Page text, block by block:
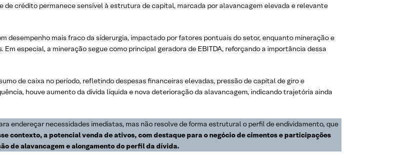
de crédito permanece sensível à estrutura de capital, marcada por alavancagem elevada e relevante
desempenho mais fraco da siderurgia, impactado por fatores pontuais do setor, enquanto mineração e
especial, a mineração segue como principal geradora de EBITDA, reforçando a importância dessa
de caixa no período, refletindo despesas financeiras elevadas, pressão de capital de giro e
houve aumento da dívida líquida e nova deterioração da alavancagem, indicando trajetória ainda
endereçar necessidades imediatas, mas não resolve de forma estrutural o perfil de endividamento, que
contexto, a potencial venda de ativos, com destaque para o negócio de cimentos e participações
de alavancagem e alongamento do perfil da dívida.